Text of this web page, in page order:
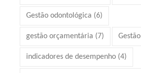
Gestão odontológica (6)
gestão orçamentária (7)
indicadores de desempenho (4)